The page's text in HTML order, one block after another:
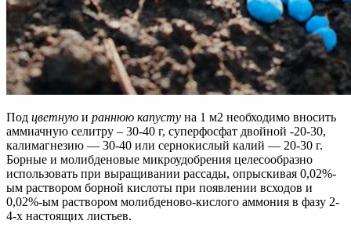
Под цветную и раннюю капусту на 1 м2 необходимо вносить
аммиачную селитру – 30-40 г, суперфосфат двойной -20-30,
калимагнезию — 30-40 или сернокислый калий — 20-30 г.
Борные и молибденовые микроудобрения целесообразно
использовать при выращивании рассады, опрыскивая 0,02%-
ым раствором борной кислоты при появлении всходов и
0,02%-ым раствором молибденово-кислого аммония в фазу 2-
4-х настоящих листьев.